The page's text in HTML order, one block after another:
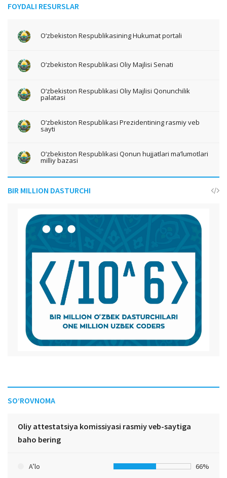
FOYDALI RESURSLAR
O‘zbekiston Respublikasining Hukumat portali
O‘zbekiston Respublikasi Oliy Majlisi Senati
O‘zbekiston Respublikasi Oliy Majlisi Qonunchilik
palatasi
O‘zbekiston Respublikasi Prezidentining rasmiy veb
sayti
O‘zbekiston Respublikasi Qonun hujjatlari ma’lumotlari
milliy bazasi
BIR MILLION DASTURCHI
SO‘ROVNOMA
Oliy attestatsiya komissiyasi rasmiy veb-saytiga
baho bering
A’lo 66%